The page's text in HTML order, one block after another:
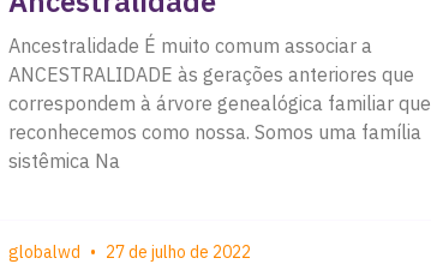
Ancestralidade É muito comum associar a
ANCESTRALIDADE às gerações anteriores que
correspondem à árvore genealógica familiar que
reconhecemos como nossa. Somos uma família
sistêmica Na
globalwd 27 de julho de 2022